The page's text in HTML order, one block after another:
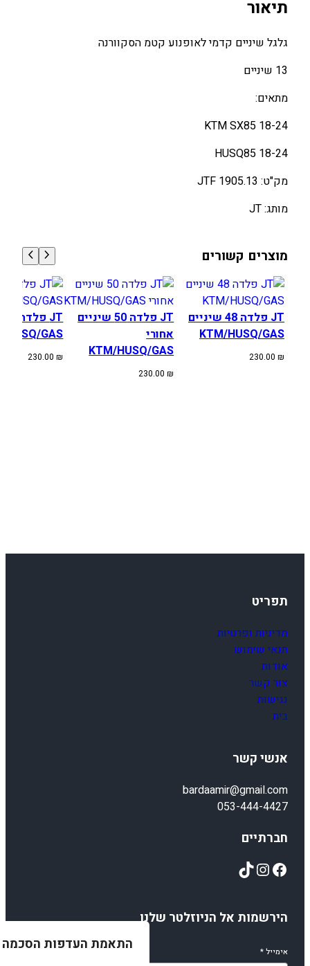
התאמת העדפות הסכמה
ק
מ
י
T
H
U
Q
5
תיאור
גלגל שיניים קדמי לאופנוע קטמ הסקוורנה
13 שיניים
מתאים:
KTM SX85 18-24
HUSQ85 18-24
מק"ט: JTF 1905.13
מותג: JT
מוצרים קשורים
JT פלדה 48 שיניים
KTM/HUSQ/GAS
230.00 ₪
JT פלדה 50 שיניים
אחורי
KTM/HUSQ/GAS
230.00₪
HUSQ/GAS
230.00₪
תפריט
מדיניות ופרטיות
תנאי שימוש
אודות
צור קשר
נגישות
בית
אנשי קשר
bardaamir@gmail.com
053-444-4427
חברתיים
Facebook
Instagram
TikTok
הירשמות אל הניוזלטר שלנו
אימייל*